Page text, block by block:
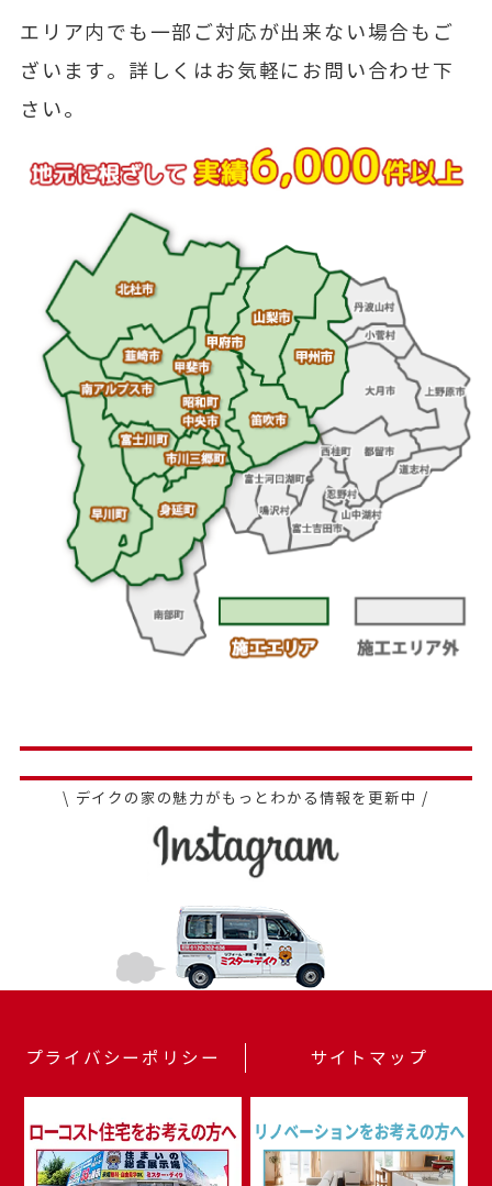
エリア内でも一部ご対応が出来ない場合もご
ざいます。詳しくはお気軽にお問い合わせ下
さい。
\ デイクの家の魅力がもっとわかる情報を更新中 /
プライバシーポリシー サイトマップ